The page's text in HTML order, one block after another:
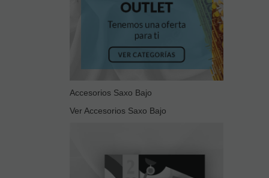
Accesorios Saxo Bajo
Ver Accesorios Saxo Bajo